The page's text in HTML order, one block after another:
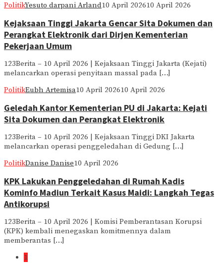
PolitikYesuto darpani Arland10 April 202610 April 2026
Kejaksaan Tinggi Jakarta Gencar Sita Dokumen dan
Perangkat Elektronik dari Dirjen Kementerian
Pekerjaan Umum
123Berita – 10 April 2026 | Kejaksaan Tinggi Jakarta (Kejati)
melancarkan operasi penyitaan massal pada […]
PolitikEubh Artemisa10 April 202610 April 2026
Geledah Kantor Kementerian PU di Jakarta: Kejati
Sita Dokumen dan Perangkat Elektronik
123Berita – 10 April 2026 | Kejaksaan Tinggi DKI Jakarta
melancarkan operasi penggeledahan di Gedung […]
PolitikDanise Danise10 April 2026
KPK Lakukan Penggeledahan di Rumah Kadis
Kominfo Madiun Terkait Kasus Maidi: Langkah Tegas
Antikorupsi
123Berita – 10 April 2026 | Komisi Pemberantasan Korupsi
(KPK) kembali menegaskan komitmennya dalam
memberantas […]
1